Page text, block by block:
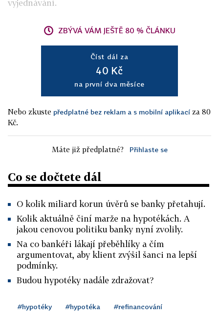
vyjednávání.
ZBÝVÁ VÁM JEŠTĚ 80 % ČLÁNKU
Číst dál za
40 Kč
na první dva měsíce
Nebo zkuste předplatné bez reklam a s mobilní aplikací za 80
Kč.
Máte již předplatné? Přihlaste se
Co se dočtete dál
O kolik miliard korun úvěrů se banky přetahují.
Kolik aktuálně činí marže na hypotékách. A
jakou cenovou politiku banky nyní zvolily.
Na co bankéři lákají přeběhlíky a čím
argumentovat, aby klient zvýšil šanci na lepší
podmínky.
Budou hypotéky nadále zdražovat?
#hypotéky #hypotéka #refinancování